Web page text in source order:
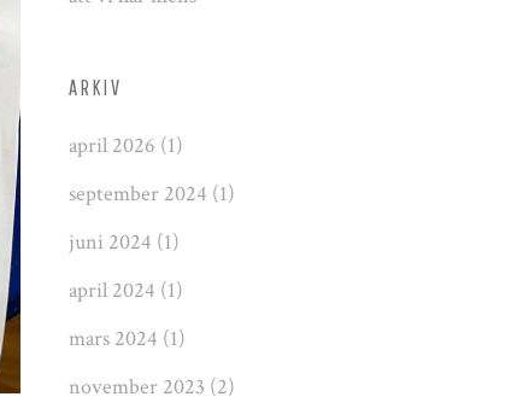
ARKIV
april 2026 (1)
september 2024 (1)
juni 2024 (1)
april 2024 (1)
mars 2024 (1)
november 2023 (2)